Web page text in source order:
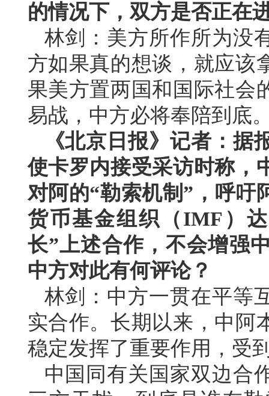
的情况下，双方是否正在
林剑：美方所作所为没
方如果真的想谈，就应该
果美方置两国和国际社会
易战，中方必将奉陪到底
《北京日报》记者：
使卡罗内接受采访时称，
对阿的“勒索机制”，呼吁
货币基金组织（IMF）
长”上述合作，不会增强
中方对此有何评论？
林剑：中方一贯在平等
实合作。长期以来，中阿
稳定发挥了重要作用，受
中国同有关国家双边合